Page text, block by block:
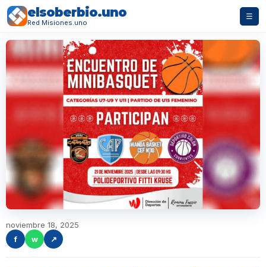
elsoberbio.uno
Red Misiones.uno
☰
noviembre 18, 2025
f
w ↗